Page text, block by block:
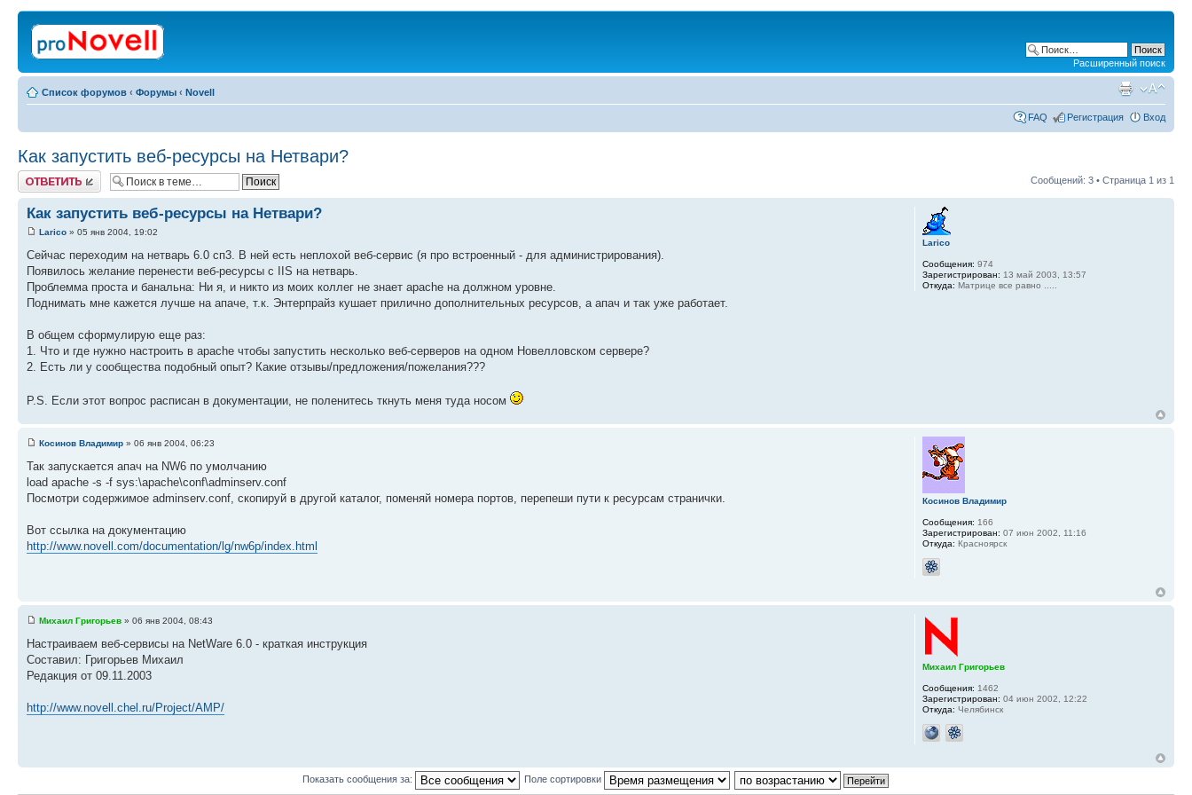
Расширенный поиск
Список форумов ‹ Форумы ‹ Novell
FAQ Регистрация Вход
Как запустить веб-ресурсы на Нетвари?
Ответить Сообщений: 3 • Страница 1 из 1
Как запустить веб-ресурсы на Нетвари?
Larico » 05 янв 2004, 19:02
Сейчас переходим на нетварь 6.0 сп3. В ней есть неплохой веб-сервис (я про встроенный - для администрирования).
Появилось желание перенести веб-ресурсы с IIS на нетварь.
Проблемма проста и банальна: Ни я, и никто из моих коллег не знает apache на должном уровне.
Поднимать мне кажется лучше на апаче, т.к. Энтерпрайз кушает прилично дополнительных ресурсов, а апач и так уже работает.
В общем сформулирую еще раз:
1. Что и где нужно настроить в apache чтобы запустить несколько веб-серверов на одном Новелловском сервере?
2. Есть ли у сообщества подобный опыт? Какие отзывы/предложения/пожелания???
P.S. Если этот вопрос расписан в документации, не поленитесь ткнуть меня туда носом
Larico
Сообщения: 974
Зарегистрирован: 13 май 2003, 13:57
Откуда: Матрице все равно .....
Косинов Владимир » 06 янв 2004, 06:23
Так запускается апач на NW6 по умолчанию
load apache -s -f sys:\apache\conf\adminserv.conf
Посмотри содержимое adminserv.conf, скопируй в другой каталог, поменяй номера портов, перепеши пути к ресурсам странички.
Вот ссылка на документацию
http://www.novell.com/documentation/lg/nw6p/index.html
Косинов Владимир
Сообщения: 166
Зарегистрирован: 07 июн 2002, 11:16
Откуда: Красноярск
Михаил Григорьев » 06 янв 2004, 08:43
Настраиваем веб-сервисы на NetWare 6.0 - краткая инструкция
Составил: Григорьев Михаил
Редакция от 09.11.2003
http://www.novell.chel.ru/Project/AMP/
Михаил Григорьев
Сообщения: 1462
Зарегистрирован: 04 июн 2002, 12:22
Откуда: Челябинск
Показать сообщения за: Поле сортировки